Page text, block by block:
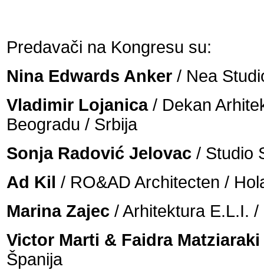
Predavači na Kongresu su:
Nina Edwards Anker / Nea
Vladimir Lojanica/ Dekan
Beogradu / Srbija
Sonja Radović Jelovac / Studio
Ad Kil / RO&AD Architecten /
Marina Zajec / Arhitektura E.L.I.
Victor Marti & Faidra Matziaraki
Španija